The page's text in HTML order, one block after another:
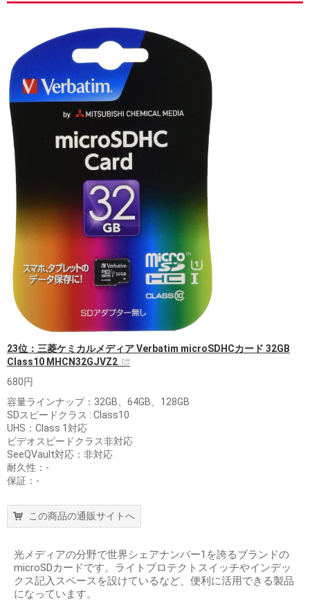
23位：三菱ケミカルメディア Verbatim microSDHCカード 32GB
Class10 MHCN32GJVZ2
680円
容量ラインナップ：32GB、64GB、128GB
SDスピードクラス : Class10
UHS：Class 1対応
ビデオスピードクラス非対応
SeeQVault対応：非対応
耐久性：-
保証：-
この商品の通販サイトへ
光メディアの分野で世界シェアナンバー1を誇るブランドの
microSDカードです。ライトプロテクトスイッチやインデッ
クス記入スペースを設けているなど、便利に活用できる製品
になっています。